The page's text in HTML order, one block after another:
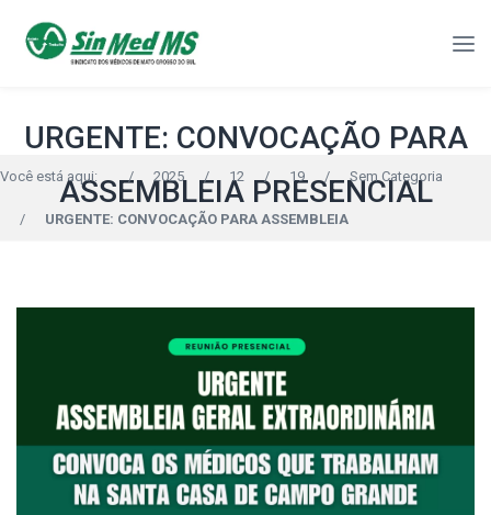
URGENTE: CONVOCAÇÃO PARA
ASSEMBLEIA PRESENCIAL
Você está aqui: / 2025 / 12 / 19 / Sem Categoria
/ URGENTE: CONVOCAÇÃO PARA ASSEMBLEIA